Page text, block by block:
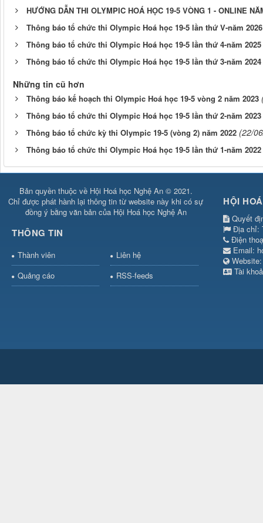
HƯỚNG DẪN THI OLYMPIC HOÁ HỌC 19-5 VÒNG 1 - ONLINE
Thông báo tổ chức thi Olympic Hoá học 19-5 lần thứ V-năm 2026
Thông báo tổ chức thi Olympic Hoá học 19-5 lần thứ 4-năm 2025
Thông báo tổ chức thi Olympic Hoá học 19-5 lần thứ 3-năm 2024
Những tin cũ hơn
Thông báo kế hoạch thi Olympic Hoá học 19-5 vòng 2 năm 2023
Thông báo tổ chức thi Olympic Hoá học 19-5 lần thứ 2-năm 2023
Thông báo tổ chức kỳ thi Olympic 19-5 (vòng 2) năm 2022 (22/
Thông báo tổ chức thi Olympic Hoá học 19-5 lần thứ 1-năm 2022
Bản quyền thuộc về Hội Hoá học Nghệ An © 2021.
Chỉ được phát hành lại thông tin từ website này khi có sự
đồng ý bằng văn bản của Hội Hoá học Nghệ An
THÔNG TIN
Thành viên
Liên hệ
Quảng cáo
RSS-feeds
HỘI
Quyết
Địa chỉ:
Điện
Email:
Tài